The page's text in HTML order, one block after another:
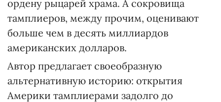
ордену рыцарей храма. А сокровища
тамплиеров, между прочим, оценивают
больше чем в десять миллиардов
американских долларов.
Автор предлагает своеобразную
альтернативную историю: открытия
Америки тамплиерами задолго до